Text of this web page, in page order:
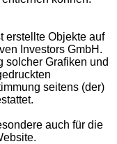
erstellte Objekte auf
Investors GmbH.
solcher Grafiken und
seitens (der)
auch für die